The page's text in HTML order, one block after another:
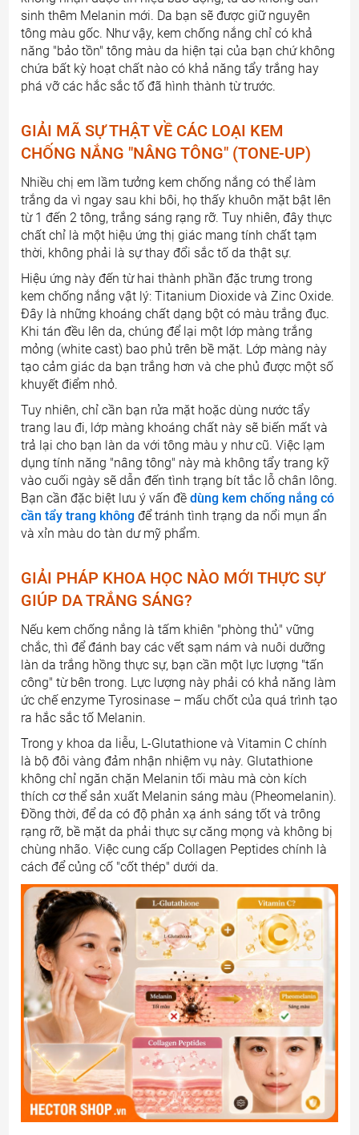
sinh thêm Melanin mới. Da bạn sẽ được giữ nguyên
tông màu gốc. Như vậy, kem chống nắng chỉ có khả
năng "bảo tồn" tông màu da hiện tại của bạn chứ không
chứa bất kỳ hoạt chất nào có khả năng tẩy trắng hay
phá vỡ các hắc sắc tố đã hình thành từ trước.
GIẢI MÃ SỰ THẬT VỀ CÁC LOẠI KEM
CHỐNG NẮNG "NÂNG TÔNG" (TONE-UP)
Nhiều chị em lầm tưởng kem chống nắng có thể làm
trắng da vì ngay sau khi bôi, họ thấy khuôn mặt bật lên
từ 1 đến 2 tông, trắng sáng rạng rỡ. Tuy nhiên, đây thực
chất chỉ là một hiệu ứng thị giác mang tính chất tạm
thời, không phải là sự thay đổi sắc tố da thật sự.
Hiệu ứng này đến từ hai thành phần đặc trưng trong
kem chống nắng vật lý: Titanium Dioxide và Zinc Oxide.
Đây là những khoáng chất dạng bột có màu trắng đục.
Khi tán đều lên da, chúng để lại một lớp màng trắng
mỏng (white cast) bao phủ trên bề mặt. Lớp màng này
tạo cảm giác da bạn trắng hơn và che phủ được một số
khuyết điểm nhỏ.
Tuy nhiên, chỉ cần bạn rửa mặt hoặc dùng nước tẩy
trang lau đi, lớp màng khoáng chất này sẽ biến mất và
trả lại cho bạn làn da với tông màu y như cũ. Việc lạm
dụng tính năng "nâng tông" này mà không tẩy trang kỹ
vào cuối ngày sẽ dẫn đến tình trạng bít tắc lỗ chân lông.
Bạn cần đặc biệt lưu ý vấn đềdùng kem chống nắng có
cần tẩy trang không để tránh tình trạng da nổi mụn ẩn
và xỉn màu do tàn dư mỹ phẩm.
GIẢI PHÁP KHOA HỌC NÀO MỚI THỰC SỰ
GIÚP DA TRẮNG SÁNG?
Nếu kem chống nắng là tấm khiên "phòng thủ" vững
chắc, thì để đánh bay các vết sạm nám và nuôi dưỡng
làn da trắng hồng thực sự, bạn cần một lực lượng "tấn
công" từ bên trong. Lực lượng này phải có khả năng làm
ức chế enzyme Tyrosinase – mấu chốt của quá trình tạo
ra hắc sắc tố Melanin.
Trong y khoa da liễu, L-Glutathione và Vitamin C chính
là bộ đôi vàng đảm nhận nhiệm vụ này. Glutathione
không chỉ ngăn chặn Melanin tối màu mà còn kích
thích cơ thể sản xuất Melanin sáng màu (Pheomelanin).
Đồng thời, để da có độ phản xạ ánh sáng tốt và trông
rạng rỡ, bề mặt da phải thực sự căng mọng và không bị
chùng nhão. Việc cung cấp Collagen Peptides chính là
cách để củng cố "cốt thép" dưới da.